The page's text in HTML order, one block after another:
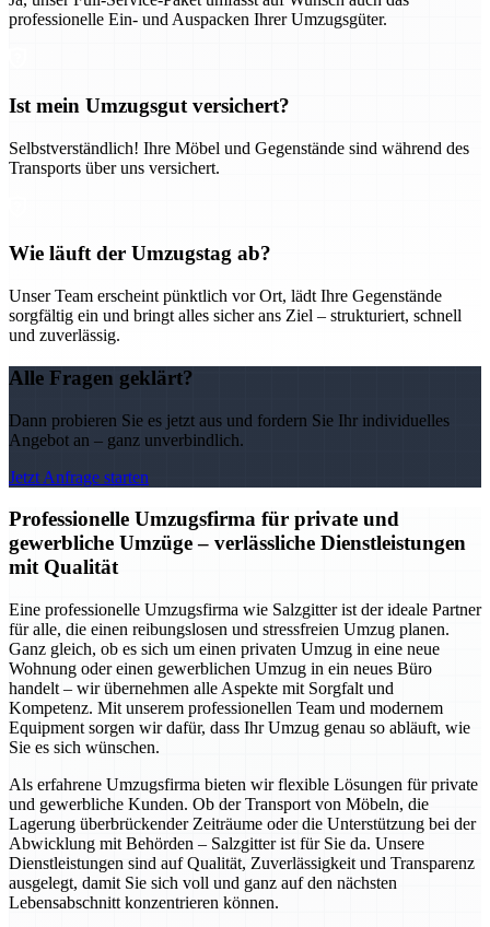
professionelle Ein- und Auspacken Ihrer Umzugsgüter.
Ist mein Umzugsgut versichert?
Selbstverständlich! Ihre Möbel und Gegenstände sind während des
Transports über uns versichert.
Wie läuft der Umzugstag ab?
Unser Team erscheint pünktlich vor Ort, lädt Ihre Gegenstände
sorgfältig ein und bringt alles sicher ans Ziel – strukturiert, schnell
und zuverlässig.
Alle Fragen geklärt?
Dann probieren Sie es jetzt aus und fordern Sie Ihr individuelles
Angebot an – ganz unverbindlich.
Jetzt Anfrage starten
Professionelle Umzugsfirma für private und
gewerbliche Umzüge – verlässliche Dienstleistungen
mit Qualität
Eine professionelle Umzugsfirma wie Salzgitter ist der ideale Partner
für alle, die einen reibungslosen und stressfreien Umzug planen.
Ganz gleich, ob es sich um einen privaten Umzug in eine neue
Wohnung oder einen gewerblichen Umzug in ein neues Büro
handelt – wir übernehmen alle Aspekte mit Sorgfalt und
Kompetenz. Mit unserem professionellen Team und modernem
Equipment sorgen wir dafür, dass Ihr Umzug genau so abläuft, wie
Sie es sich wünschen.
Als erfahrene Umzugsfirma bieten wir flexible Lösungen für private
und gewerbliche Kunden. Ob der Transport von Möbeln, die
Lagerung überbrückender Zeiträume oder die Unterstützung bei der
Abwicklung mit Behörden – Salzgitter ist für Sie da. Unsere
Dienstleistungen sind auf Qualität, Zuverlässigkeit und Transparenz
ausgelegt, damit Sie sich voll und ganz auf den nächsten
Lebensabschnitt konzentrieren können.